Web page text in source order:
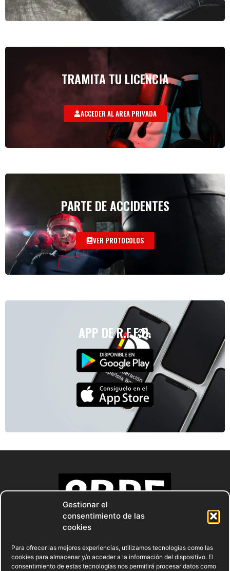
Gestionar el
consentimiento de las
cookies
Para ofrecer las mejores experiencias, utilizamos tecnologías como las
cookies para almacenar y/o acceder a la información del dispositivo. El
consentimiento de estas tecnologías nos permitirá procesar datos como
TRAMITA TU LICENCIA
ACCEDER AL AREA PRIVADA
PARTE DE ACCIDENTES
VER PROTOCOLOS
APP DE R.F.E.B.